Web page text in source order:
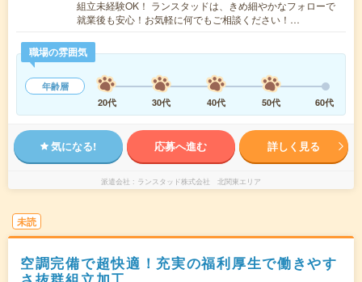
組立未経験OK！ ランスタッドは、きめ細やかなフォローで
就業後も安心！お気軽に何でもご相談ください！…
職場の雰囲気
年齢層
20代
30代 40代 50代 60代
気になる! 応募へ進む 詳しく見る
派遣会社 ランスタッド株式会社 北関東エリア
未読
空調完備で超快適！充実の福利厚生で働きやす